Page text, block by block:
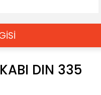
DIN 335